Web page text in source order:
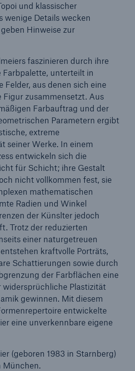
und klassischer
wenige Details wecken
Hinweise zur
faszinieren durch ihre
unterteilt in
Felder, aus denen sich eine
zusammensetzt. Aus
Farbauftrag und der
Parametern ergibt
extreme
seiner Werke. In einem
entwickeln sich die
für Schicht; ihre Gestalt
nicht vollkommen fest, sie
mathematischen
Radien und Winkel
der Künslter jedoch
Trotz der reduzierten
einer naturgetreuen
kraftvolle Porträts,
Schattierungen sowie durch
der Farbflächen eine
widersprüchliche Plastizität
gewinnen. Mit diesem
entwickelte
eine unverkennbare eigene
(geboren 1983 in Starnberg)
München.
2025
der Anteil der nicht
aus Naturkatastrophen